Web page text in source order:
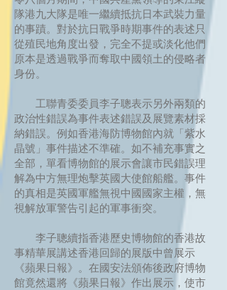
隊港九大隊是唯一繼續抵抗日本武裝力量
的事蹟。對於抗日戰爭時期事件的表述只
從殖民地角度出發，完全不提或淡化他們
原本是透過戰爭而奪取中國領土的侵略者
身份。
工聯青委委員李子聰表示另外兩類的
政治性錯誤為事件表述錯誤及展覽素材採
納錯誤。例如香港海防博物館內就「紫水
晶號」事件描述不準確。如不補充事實之
全部，單看博物館的展示會讓市民錯誤理
解為中方無理炮擊英國大使館船艦。事件
的真相是英國軍艦無視中國國家主權，無
視解放軍警告引起的軍事衝突。
李子聰續指香港歷史博物館的香港故
事精華展講述香港回歸的展版中曾展示
《蘋果日報》。在國安法頒佈後政府博物
館竟然還將《蘋果日報》作出展示，使市